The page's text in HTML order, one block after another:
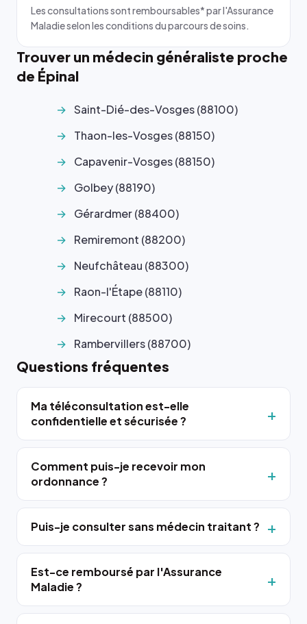
Les consultations sont remboursables* par l'Assurance
Maladie selon les conditions du parcours de soins.
Trouver un médecin généraliste proche
de Épinal
Saint-Dié-des-Vosges (88100)
Thaon-les-Vosges (88150)
Capavenir-Vosges (88150)
Golbey (88190)
Gérardmer (88400)
Remiremont (88200)
Neufchâteau (88300)
Raon-l'Étape (88110)
Mirecourt (88500)
Rambervillers (88700)
Questions fréquentes
Ma téléconsultation est-elle
confidentielle et sécurisée ?
Comment puis-je recevoir mon
ordonnance ?
Puis-je consulter sans médecin traitant ?
Est-ce remboursé par l'Assurance
Maladie ?